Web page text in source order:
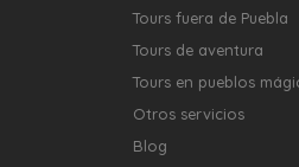
Tours fuera de Puebla
Tours de aventura
Tours en pueblos
Otros servicios
Blog